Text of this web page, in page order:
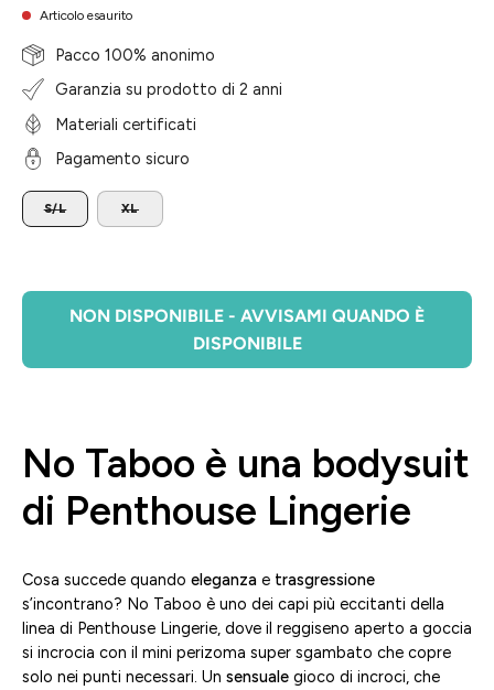
Articolo esaurito
Pacco 100% anonimo
Garanzia su prodotto di 2 anni
Materiali certificati
Pagamento sicuro
TAGLIA
S/L
XL
NON DISPONIBILE - AVVISAMI QUANDO È
DISPONIBILE
No Taboo è una bodysuit
di Penthouse Lingerie
Cosa succede quando eleganza e trasgressione
s’incontrano? No Taboo è uno dei capi più eccitanti della
linea di Penthouse Lingerie, dove il reggiseno aperto a goccia
si incrocia con il mini perizoma super sgambato che copre
solo nei punti necessari. Un sensuale gioco di incroci, che